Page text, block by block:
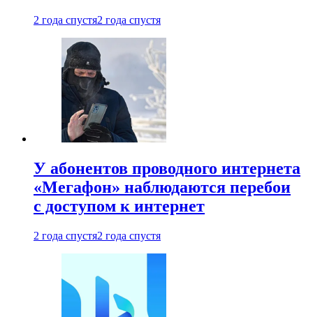
2 года спустя2 года спустя
У абонентов проводного интернета
«Мегафон» наблюдаются перебои
с доступом к интернет
2 года спустя2 года спустя